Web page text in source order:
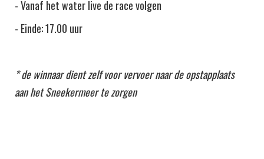
- Vanaf het water live de race volgen
- Einde: 17.00 uur
* de winnaar dient zelf voor vervoer naar de opstapplaats
aan het Sneekermeer te zorgen